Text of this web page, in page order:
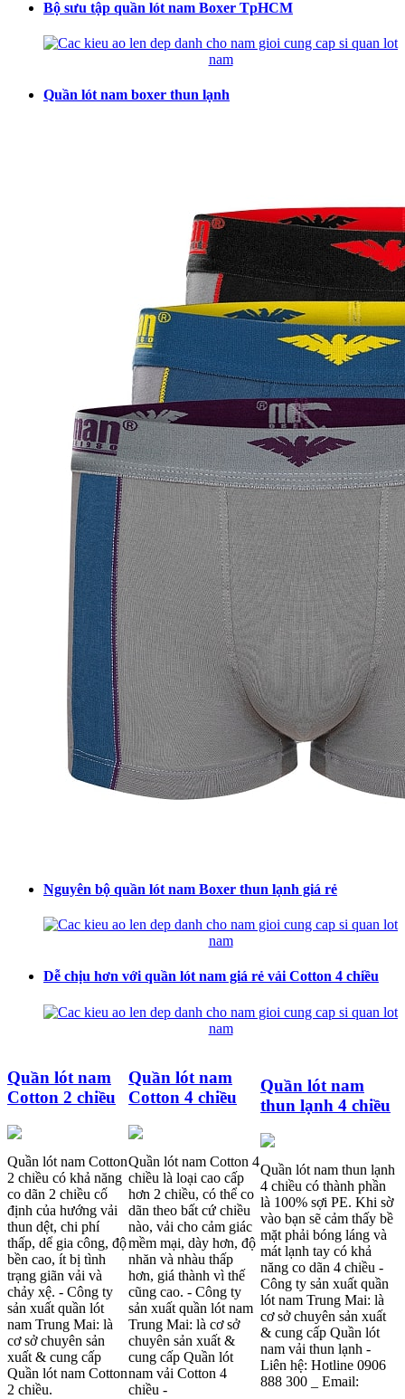
Bộ sưu tập quần lót nam Boxer TpHCM
Quần lót nam boxer thun lạnh
Nguyên bộ quần lót nam Boxer thun lạnh giá rẻ
Dễ chịu hơn với quần lót nam giá rẻ vải Cotton 4 chiều
Quần lót nam
Cotton 2 chiều
Quần lót nam Cotton
2 chiều có khả năng
co dãn 2 chiều cố
định của hướng vải
thun dệt, chi phí
thấp, dể gia công, độ
bền cao, ít bị tình
trạng giãn vải và
chảy xệ. - Công ty
sản xuất quần lót
nam Trung Mai: là
cơ sở chuyên sản
xuất & cung cấp
Quần lót nam Cotton
2 chiều.
Quần lót nam
Cotton 4 chiều
Quần lót nam Cotton 4
chiều là loại cao cấp
hơn 2 chiều, có thể co
dãn theo bất cứ chiều
nào, vải cho cảm giác
mềm mại, dày hơn, độ
nhăn và nhàu thấp
hơn, giá thành vì thế
cũng cao. - Công ty
sản xuất quần lót nam
Trung Mai: là cơ sở
chuyên sản xuất &
cung cấp Quần lót
nam vải Cotton 4
chiều -
Quần lót nam
thun lạnh 4 chiều
Quần lót nam thun lạnh
4 chiều có thành phần
là 100% sợi PE. Khi sờ
vào bạn sẽ cảm thấy bề
mặt phải bóng láng và
mát lạnh tay có khả
năng co dãn 4 chiều -
Công ty sản xuất quần
lót nam Trung Mai: là
cơ sở chuyên sản xuất
& cung cấp Quần lót
nam vải thun lạnh -
Liên hệ: Hotline 0906
888 300 _ Email: